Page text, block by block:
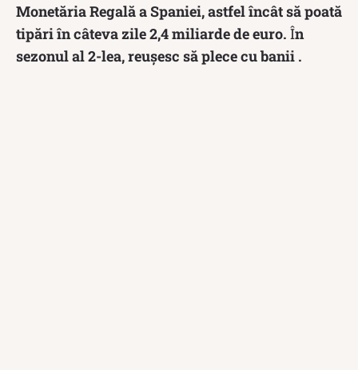
Monetăria Regală a Spaniei, astfel încât să poată
tipări în câteva zile 2,4 miliarde de euro. În
sezonul al 2-lea, reușesc să plece cu banii .